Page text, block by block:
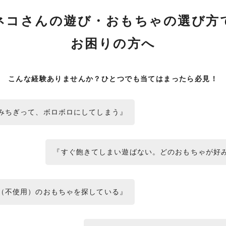
コさんの遊び・おもちゃの選び方
お困りの方へ
こんな経験ありませんか？ ひとつでも当てはまったら必見！
ちぎって、ボロボロにしてしまう』
『すぐ飽きてしまい遊ばない。どのおもちゃが好
不使用）のおもちゃを探している』